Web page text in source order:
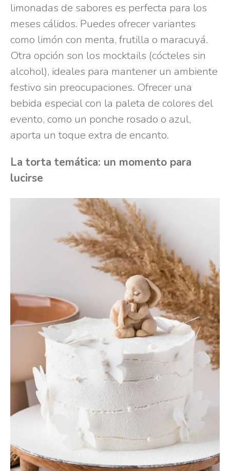
limonadas de sabores es perfecta para los
meses cálidos. Puedes ofrecer variantes
como limón con menta, frutilla o maracuyá.
Otra opción son los mocktails (cócteles sin
alcohol), ideales para mantener un ambiente
festivo sin preocupaciones. Ofrecer una
bebida especial con la paleta de colores del
evento, como un ponche rosado o azul,
aporta un toque extra de encanto.
La torta temática: un momento para
lucirse